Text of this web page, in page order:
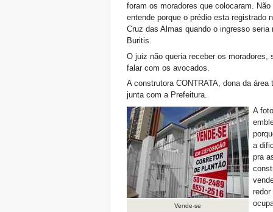
foram os moradores que colocaram. Não
entende porque o prédio esta registrado
Cruz das Almas quando o ingresso seria
Buritis.
O juiz não queria receber os moradores,
falar com os avocados.
A construtora CONTRATA, dona da área
junta com a Prefeitura.
Vende-se
A
a
pra
redor